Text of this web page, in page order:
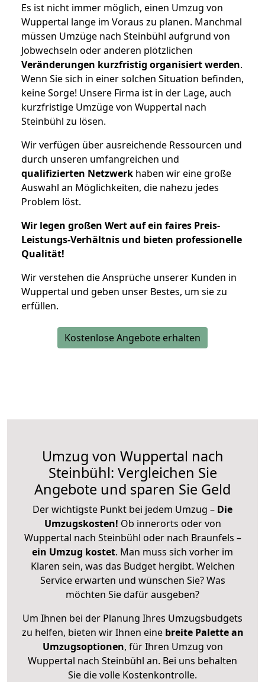
Es ist nicht immer möglich, einen Umzug von
Wuppertal lange im Voraus zu planen. Manchmal
müssen Umzüge nach Steinbühl aufgrund von
Jobwechseln oder anderen plötzlichen
Veränderungen kurzfristig organisiert werden.
Wenn Sie sich in einer solchen Situation befinden,
keine Sorge! Unsere Firma ist in der Lage, auch
kurzfristige Umzüge von Wuppertal nach
Steinbühl zu lösen.
Wir verfügen über ausreichende Ressourcen und
durch unseren umfangreichen und
qualifizierten Netzwerk haben wir eine große
Auswahl an Möglichkeiten, die nahezu jedes
Problem löst.
Wir legen großen Wert auf ein faires Preis-
Leistungs-Verhältnis und bieten professionelle
Qualität!
Wir verstehen die Ansprüche unserer Kunden in
Wuppertal und geben unser Bestes, um sie zu
erfüllen.
Kostenlose Angebote erhalten
Umzug von Wuppertal nach
Steinbühl: Vergleichen Sie
Angebote und sparen Sie Geld
Der wichtigste Punkt bei jedem Umzug – Die
Umzugskosten! Ob innerorts oder von
Wuppertal nach Steinbühl oder nach Braunfels –
ein Umzug kostet. Man muss sich vorher im
Klaren sein, was das Budget hergibt. Welchen
Service erwarten und wünschen Sie? Was
möchten Sie dafür ausgeben?
Um Ihnen bei der Planung Ihres Umzugsbudgets
zu helfen, bieten wir Ihnen eine breite Palette an
Umzugsoptionen, für Ihren Umzug von
Wuppertal nach Steinbühl an. Bei uns behalten
Sie die volle Kostenkontrolle.